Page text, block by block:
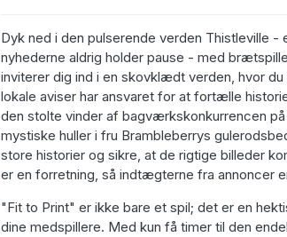
Dyk ned i den pulserende verden Thistleville -
nyhederne aldrig holder pause - med
inviterer dig ind i en skovklædt verden, hvor
lokale aviser har ansvaret for at fortælle
den stolte vinder af bagværkskonkurrencen
mystiske huller i fru Brambleberrys
store historier og sikre, at de rigtige billeder
er en forretning, så indtægterne fra annoncer
"Fit to Print" er ikke bare et spil; det er en
dine medspillere. Med kun få timer til den